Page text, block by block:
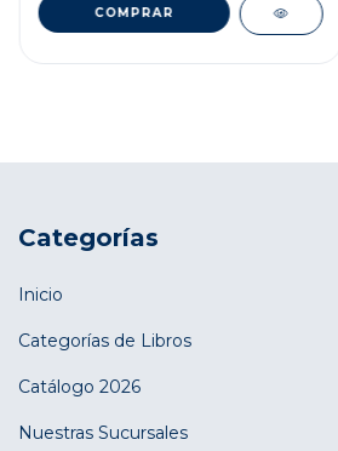
Categorías
Inicio
Categorías de Libros
Catálogo 2026
Nuestras Sucursales